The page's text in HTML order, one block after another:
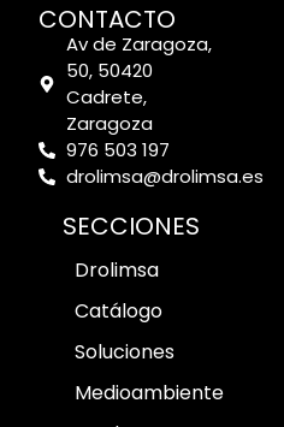
CONTACTO
Av de Zaragoza,
50, 50420
Cadrete,
Zaragoza
976 503 197
drolimsa@drolimsa.es
SECCIONES
Drolimsa
Catálogo
Soluciones
Medioambiente